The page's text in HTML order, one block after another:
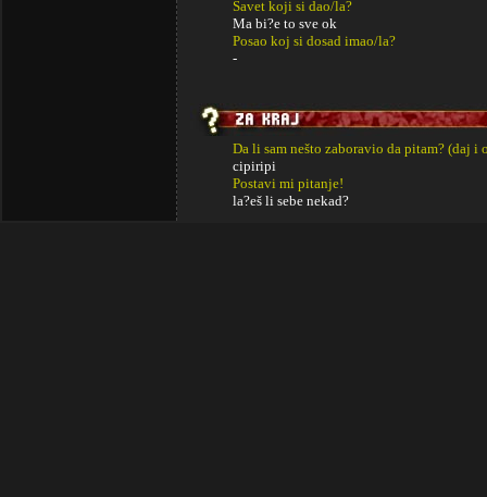
Savet koji si dao/la?
Ma bi?e to sve ok
Posao koj si dosad imao/la?
-
Da li sam nešto zaboravio da pitam? (daj i
cipiripi
Postavi mi pitanje!
la?eš li sebe nekad?